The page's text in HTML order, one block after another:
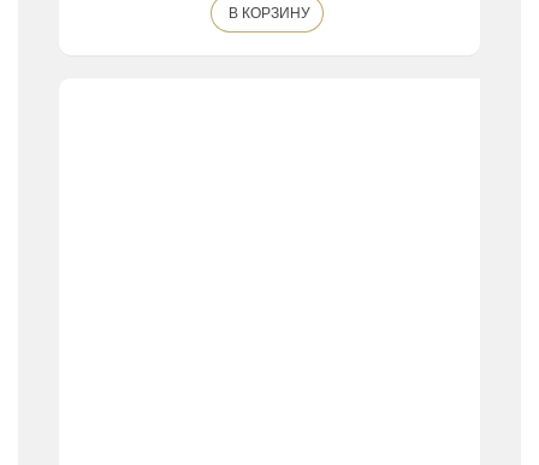
В КОРЗИНУ